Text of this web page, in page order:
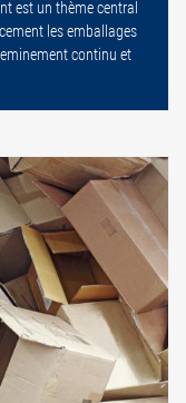
est un thème central
les emballages
continu et